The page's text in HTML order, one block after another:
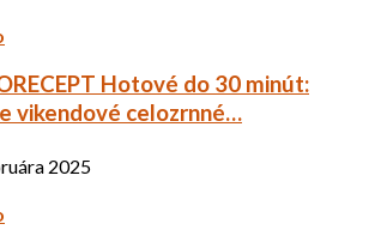
Hotové do 30 minút:
vikendové celozrnné…
2025